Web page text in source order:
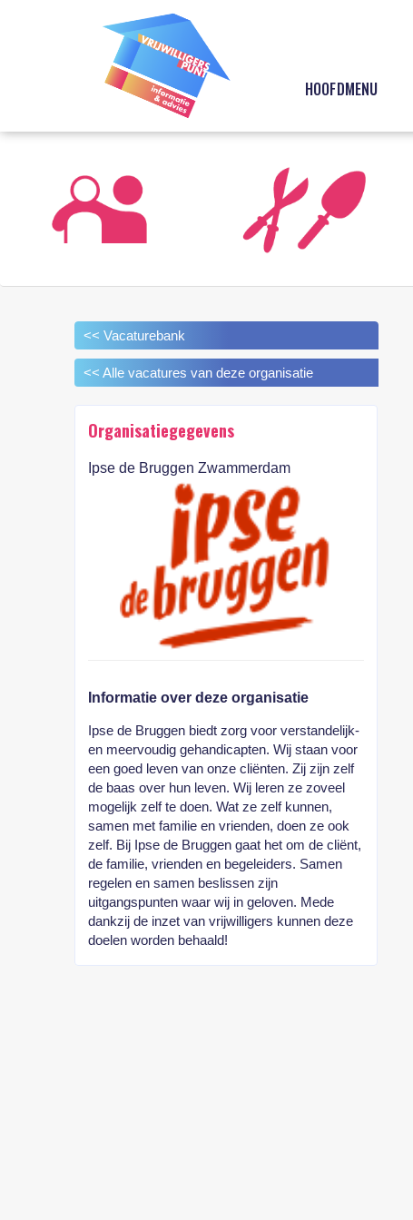
HOOFDMENU
<< Vacaturebank
<< Alle vacatures van deze organisatie
Organisatiegegevens
Ipse de Bruggen Zwammerdam
Informatie over deze organisatie
Ipse de Bruggen biedt zorg voor verstandelijk-
en meervoudig gehandicapten. Wij staan voor
een goed leven van onze cliënten. Zij zijn zelf
de baas over hun leven. Wij leren ze zoveel
mogelijk zelf te doen. Wat ze zelf kunnen,
samen met familie en vrienden, doen ze ook
zelf. Bij Ipse de Bruggen gaat het om de cliënt,
de familie, vrienden en begeleiders. Samen
regelen en samen beslissen zijn
uitgangspunten waar wij in geloven. Mede
dankzij de inzet van vrijwilligers kunnen deze
doelen worden behaald!